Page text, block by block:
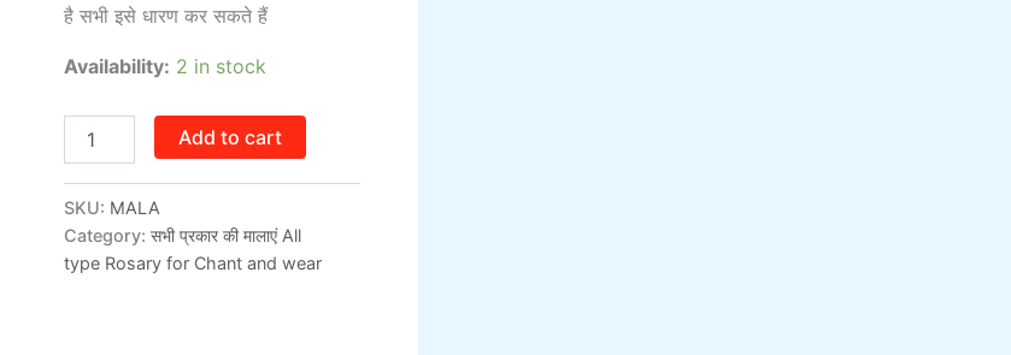
है सभी इसे धारण कर सकते हैं
Availability: 2 in stock
Add to cart
SKU: MALA
Category:सभी प्रकार की मालाएं All
type Rosary for Chant and wear